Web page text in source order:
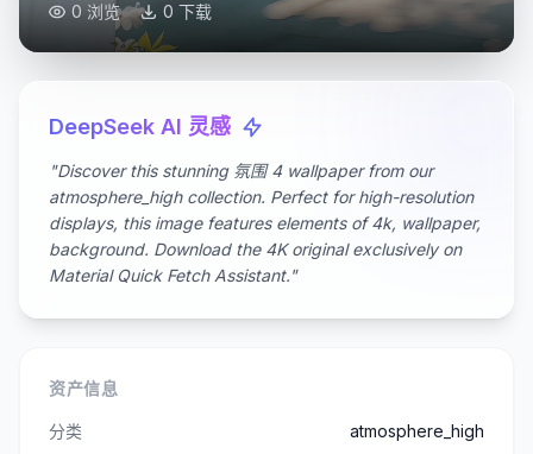
0 浏览 0 下载
DeepSeek AI 灵感
"Discover this stunning 氛围 4 wallpaper from our
atmosphere_high collection. Perfect for high-resolution
displays, this image features elements of 4k, wallpaper,
background. Download the 4K original exclusively on
Material Quick Fetch Assistant."
资产信息
分类
atmosphere_high